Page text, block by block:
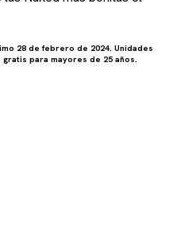
28 de febrero de 2024. Unidades
para mayores de 25 años.